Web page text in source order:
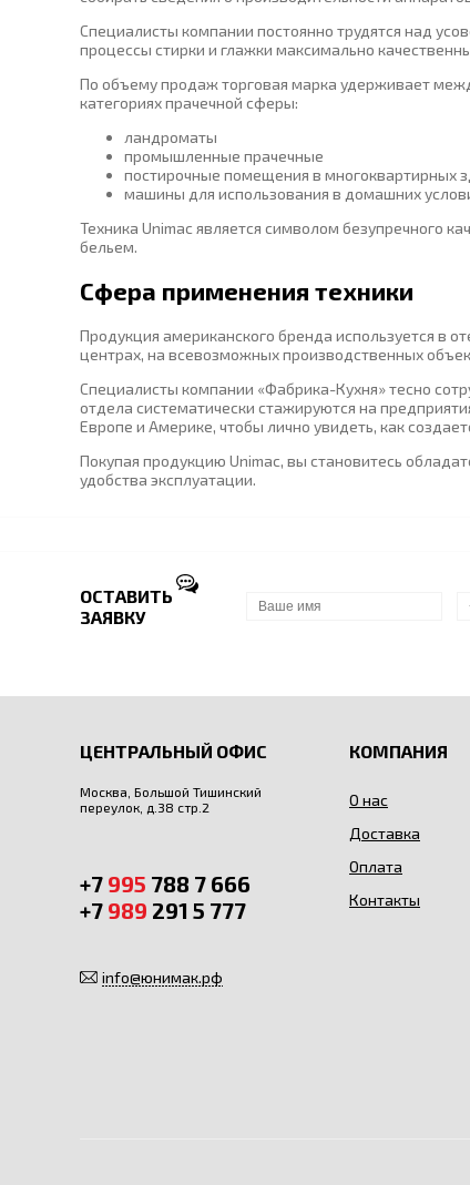
Специалисты компании постоянно трудятся над
процессы стирки и глажки максимально
По объему продаж торговая марка удерживает
категориях прачечной сферы:
ландроматы
промышленные прачечные
постирочные помещения в многоквартирных
машины для использования в домашних
Техника Unimac является символом безупречного
бельем.
Сфера применения техники
Продукция американского бренда используется в
центрах, на всевозможных производственных
Специалисты компании «Фабрика-Кухня» тесно
отдела систематически стажируются на
Европе и Америке, чтобы лично увидеть, как
Покупая продукцию Unimac, вы становитесь
удобства эксплуатации.
ОСТАВИТЬ
ЗАЯВКУ
ЦЕНТРАЛЬНЫЙ ОФИС
Москва, Большой Тишинский
переулок, д.38 стр.2
+7 995 788 7 666
+7 989 291 5 777
info@юнимак.рф
КОМПАНИЯ
О нас
Доставка
Оплата
Контакты